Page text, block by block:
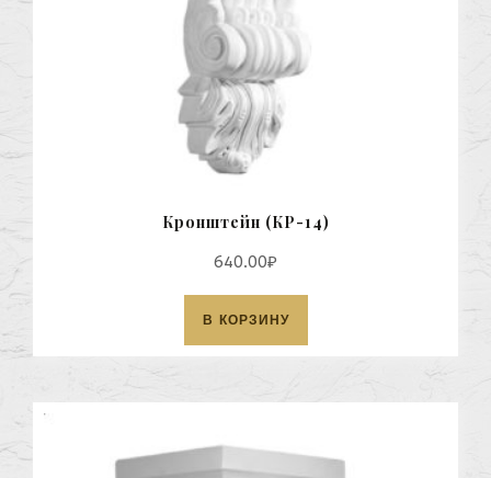
Кронштейн (КР-14)
640.00₽
В КОРЗИНУ